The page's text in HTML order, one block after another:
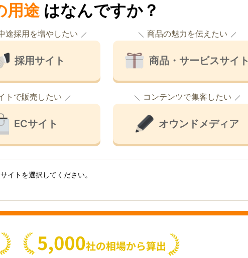
用途はなんですか？
途採用を増やしたい
採用サイト
商品の魅力を伝えたい
商品・サービスサイト
トで販売したい
ECサイト
コンテンツで集客したい
オウンドメディア
イトを選択してください。